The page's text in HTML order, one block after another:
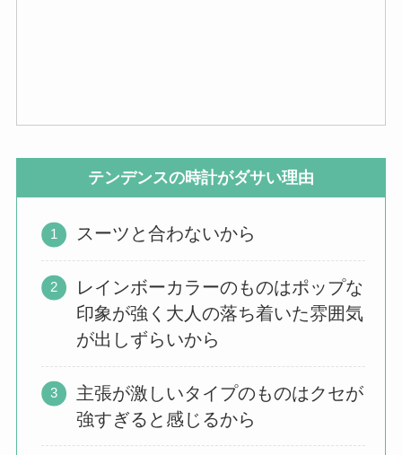
テンデンスの時計がダサい理由
スーツと合わないから
レインボーカラーのものはポップな
印象が強く大人の落ち着いた雰囲気
が出しずらいから
主張が激しいタイプのものはクセが
強すぎると感じるから